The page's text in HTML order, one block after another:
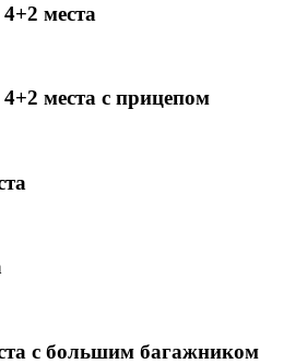
места
места c прицепом
с большим багажником